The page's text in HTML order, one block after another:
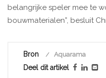
belangrijke speler mee te
bouwmaterialen”, besluit
Bron Aquarama
Deel dit artikel